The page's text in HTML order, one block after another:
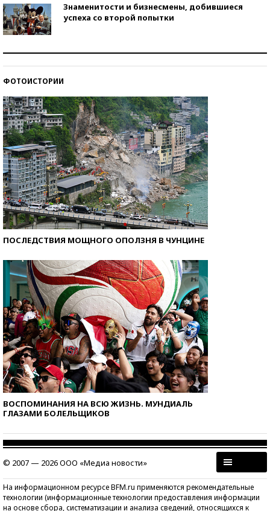
Знаменитости и бизнесмены, добившиеся
успеха со второй попытки
ФОТОИСТОРИИ
ПОСЛЕДСТВИЯ МОЩНОГО ОПОЛЗНЯ В ЧУНЦИНЕ
ВОСПОМИНАНИЯ НА ВСЮ ЖИЗНЬ. МУНДИАЛЬ
ГЛАЗАМИ БОЛЕЛЬЩИКОВ
© 2007 — 2026 ООО «Медиа новости»
На информационном ресурсе BFM.ru применяются рекомендательные
технологии (информационные технологии предоставления информации
на основе сбора, систематизации и анализа сведений, относящихся к